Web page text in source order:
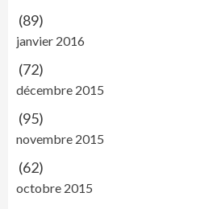
(89)
janvier 2016
(72)
décembre 2015
(95)
novembre 2015
(62)
octobre 2015